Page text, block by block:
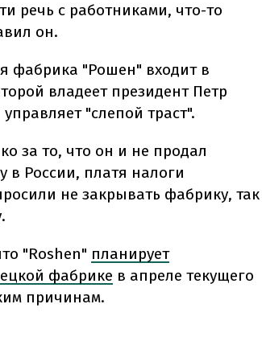
речь с работниками, что-то
он.
фабрика "Рошен" входит в
владеет президент Петр
"слепой траст".
за то, что он и не продал
России, платя налоги
не закрывать фабрику, так
"Roshen" планирует
фабрике в апреле текущего
причинам.